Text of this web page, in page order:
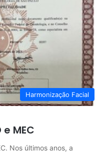
Harmonização Facial
MEC
Nos últimos anos, a